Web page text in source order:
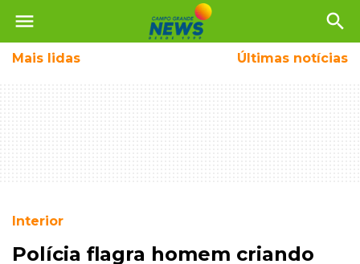
menu search
Mais lidas Últimas notícias
Interior
Polícia flagra homem criando